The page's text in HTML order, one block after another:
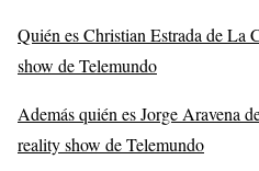
Quién es Christian Estrada de La
show de Telemundo
Además quién es Jorge Aravena
reality show de Telemundo